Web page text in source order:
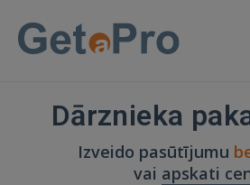
Dārznieka
Izveido pasūtījumu
vai apskati